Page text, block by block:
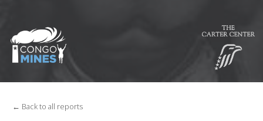
← Back to all reports